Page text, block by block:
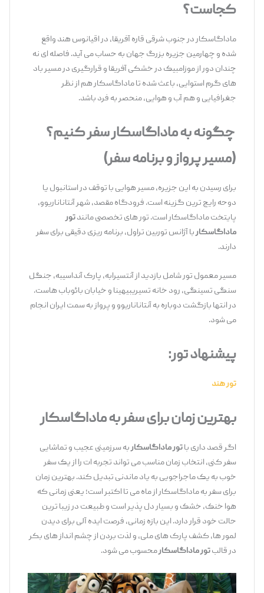
کجاست؟
ماداگاسکار در جنوب شرقی قاره آفریقا، در اقیانوس هند واقع
شده و چهارمین جزیره بزرگ جهان به حساب می ‌آید. فاصله ‌ای نه
‌چندان دور از موزامبیک در خشکی آفریقا و قرارگیری در مسیر باد
های گرم استوایی، باعث شده تا ماداگاسکار هم از نظر
جغرافیایی و هم آب ‌و هوایی، منحصر به‌ فرد باشد.
چگونه به ماداگاسکار سفر کنیم؟
(مسیر پرواز و برنامه سفر)
برای رسیدن به این جزیره، مسیر هوایی با توقف در استانبول یا
دوحه رایج ‌ترین گزینه است. فرودگاه مقصد، شهر آنتاناناریوو،
پایتخت ماداگاسکار است. تور های تخصصی مانندتور
ماداگاسکاربا آژانس توربین تراول، برنامه ‌ریزی دقیقی برای سفر
مسیر معمول تور شامل بازدید از آنتسیرابه، پارک آنداسیبه، جنگل
سنگی تسینگی، رود خانه تسیریبیهینا و خیابان بائوباب ‌هاست.
در انتها بازگشت دوباره به آنتاناناریوو و پرواز به سمت ایران انجام
می ‌شود.
پیشنهاد تور:
تور هند
بهترین زمان برای سفر به ماداگاسکار
اگر قصد داری باتور ماداگاسکاربه سرزمینی عجیب و تماشایی
سفر کنی، انتخاب زمان مناسب می‌ تواند تجربه ‌ات را از یک سفر
خوب به یک ماجراجویی به‌ یاد ماندنی تبدیل کند. بهترین زمان
برای سفر به ماداگاسکار از ماه می تا اکتبر است؛ یعنی زمانی که
هوا خنک، خشک و بسیار دل ‌پذیر است و طبیعت در زیبا ترین
حالت خود قرار دارد. این بازه‌ زمانی، فرصت ایده‌ آلی برای دیدن
لمور ها، کشف پارک ‌های ملی، و لذت ‌بردن از چشم ‌انداز های بکر
در قالبتور ماداگاسکارمحسوب می‌ شود.